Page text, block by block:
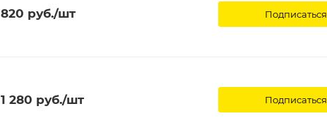
820 руб./шт Подписаться
1 280 руб./шт Подписаться